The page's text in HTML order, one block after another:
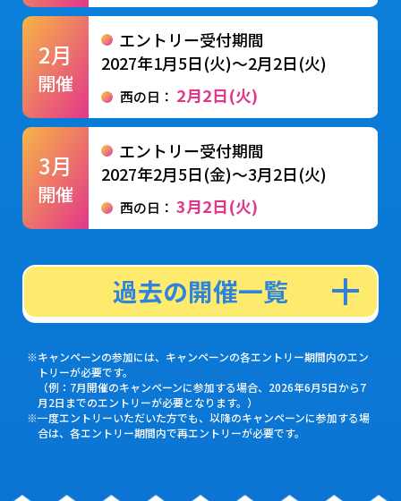
2月
開催
エントリー受付期間
2027年1月5日(火)〜2月2日(火)
西の日： 2月2日(火)
3月
開催
エントリー受付期間
2027年2月5日(金)〜3月2日(火)
西の日：3月2日(火)
過去の開催一覧
6月
開催
エントリー受付期間
2026年5月7日(木)～6月2日(火)
西の日：6月2日(火)
2026年6月5日(金)～7月2日(木)
※キャンペーンの参加には、キャンペーンの各エントリー期間内のエン
トリーが必要です。
（例：7月開催のキャンペーンに参加する場合、2026年6月5日から7
月2日までのエントリーが必要となります。）
※一度エントリーいただいた方でも、以降のキャンペーンに参加する場
合は、各エントリー期間内で再エントリーが必要です。